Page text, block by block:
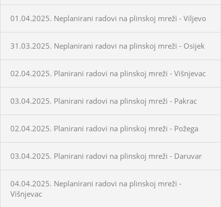
01.04.2025. Neplanirani radovi na plinskoj mreži - Viljevo
31.03.2025. Neplanirani radovi na plinskoj mreži - Osijek
02.04.2025. Planirani radovi na plinskoj mreži - Višnjevac
03.04.2025. Planirani radovi na plinskoj mreži - Pakrac
02.04.2025. Planirani radovi na plinskoj mreži - Požega
03.04.2025. Planirani radovi na plinskoj mreži - Daruvar
04.04.2025. Neplanirani radovi na plinskoj mreži -
Višnjevac